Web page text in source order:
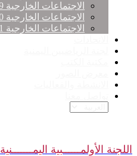
الاجتماعات الخارجية 2019م
الاجتماعات الخارجية 2020م
الاجتماعات الخارجية 2021م
اللجنة الأولمــــــبية اليمـــــــنية